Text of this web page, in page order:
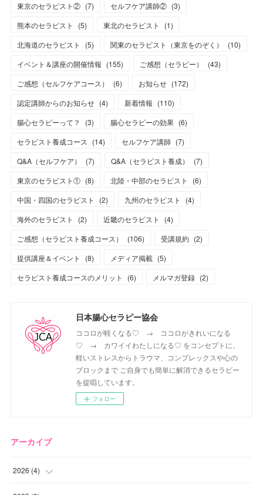
東京のセラピスト② (7) セルフケア講師② (3)
熊本のセラピスト
(5) 東北のセラピスト (1)
北海道のセラピスト
(5) 関東のセラピスト（東京をのぞく） (10)
イベント＆講座の開催情報 (155) ご感想（セラピー） (43)
ご感想（セルフケアコース）
(6) お知らせ (172)
認定講師からのお知らせ (4) 新着情報 (110)
腸心セラピーって？
(3) 腸心セラピーの効果 (6)
セラピスト養成コース (14) セルフケア講師 (7)
Q&A（セルフケア）
(7) Q&A（セラピスト養成） (7)
東京のセラピスト① (8) 北陸・中部のセラピスト (6)
中国・四国のセラピスト
(2) 九州のセラピスト (4)
海外のセラピスト
(2) 近畿のセラピスト (4)
ご感想（セラピスト養成コース）
(106) 受講規約 (2)
提供講座＆イベント
(8) メディア掲載 (5)
セラピスト養成コースのメリット
(6) メルマガ登録 (2)
日本腸心セラピー協会
ココロが軽くなる♡ → ココロがきれいになる
♡ → カワイイわたしになる♡ をコンセプトに、
軽いストレスからトラウマ、コンプレックスや心の
ブロックまで ご自身でも簡単に解消できるセラピー
を提唱しています。
フォロー
アーカイブ
2026 (4)